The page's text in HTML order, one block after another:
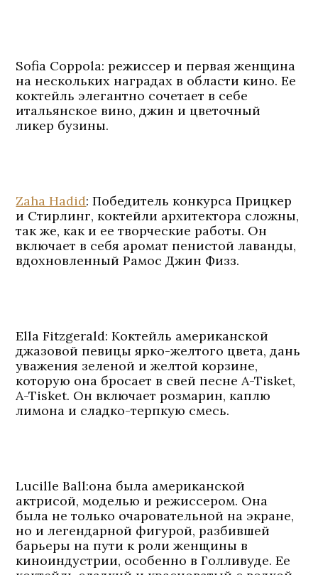
Sofia Coppola: режиссер и первая женщина
на нескольких наградах в области кино. Ее
коктейль элегантно сочетает в себе
итальянское вино, джин и цветочный
ликер бузины.
Zaha Hadid: Победитель конкурса Прицкер
и Стирлинг, коктейли архитектора сложны,
так же, как и ее творческие работы. Он
включает в себя аромат пенистой лаванды,
вдохновленный Рамос Джин Физз.
Ella Fitzgerald: Коктейль американской
джазовой певицы ярко-желтого цвета, дань
уважения зеленой и желтой корзине,
которую она бросает в свей песне A-Tisket,
A-Tisket. Он включает розмарин, каплю
лимона и сладко-терпкую смесь.
Lucille Ball:она была американской
актрисой, моделью и режиссером. Она
была не только очаровательной на экране,
но и легендарной фигурой, разбившей
барьеры на пути к роли женщины в
киноиндустрии, особенно в Голливуде. Ее